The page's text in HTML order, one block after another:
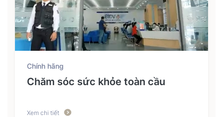
Chính hãng
Chăm sóc sức khỏe toàn cầu
Xem chi tiết